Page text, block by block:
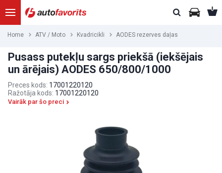
Home ATV / Moto Kvadricikli AODES rezerves daļas
Pusass putekļu sargs priekšā (iekšējais
un ārējais) AODES 650/800/1000
Preces kods: 17001220120
Ražotāja kods: 17001220120
Vairāk par šo preci